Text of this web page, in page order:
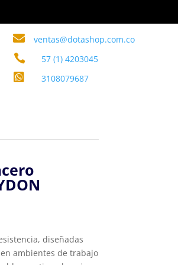
 ventas@dotashop.com.co
 57 (1) 4203045
 3108079687
diseñadas
ambientes de trabajo